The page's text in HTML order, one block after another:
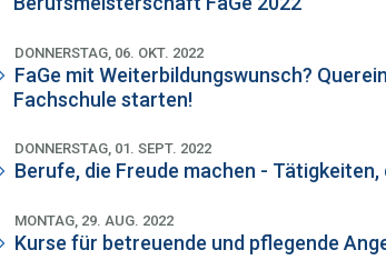
DONNERSTAG, 06. OKT. 2022
FaGe mit Weiterbildungswunsch?
Fachschule starten!
DONNERSTAG, 01. SEPT. 2022
Berufe, die Freude machen -
MONTAG, 29. AUG. 2022
Kurse für betreuende und pflegende